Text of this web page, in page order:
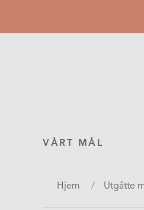
hovedinnhold
Main
VÅRT MÅL
Hjem Utgåtte